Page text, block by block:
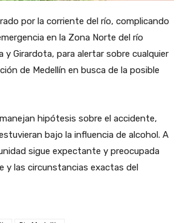
por la corriente del río, complicando
en la Zona Norte del río
y Girardota, para alertar sobre cualquier
de Medellín en busca de la posible
hipótesis sobre el accidente,
bajo la influencia de alcohol. A
sigue expectante y preocupada
y las circunstancias exactas del